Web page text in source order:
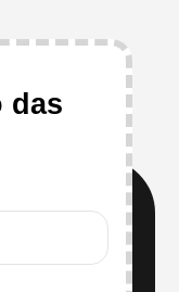
das